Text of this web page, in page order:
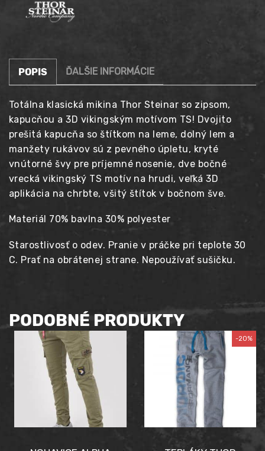
POPIS ĎALŠIE INFORMÁCIE
Totálna klasická mikina Thor Steinar so zipsom,
kapucňou a 3D vikingským motívom TS! Dvojito
prešitá kapucňa so štítkom na leme, dolný lem a
manžety rukávov sú z pevného úpletu, kryté
vnútorné švy pre príjemné nosenie, dve bočné
vrecká vikingský TS motív na hrudi, veľká 3D
aplikácia na chrbte, všitý štítok v bočnom šve.
Materiál 70% bavlna 30% polyester
Starostlivosť o odev. Pranie v práčke pri teplote 30
C. Prať na obrátenej strane. Nepoužívať sušičku.
PODOBNÉ PRODUKTY
-20%